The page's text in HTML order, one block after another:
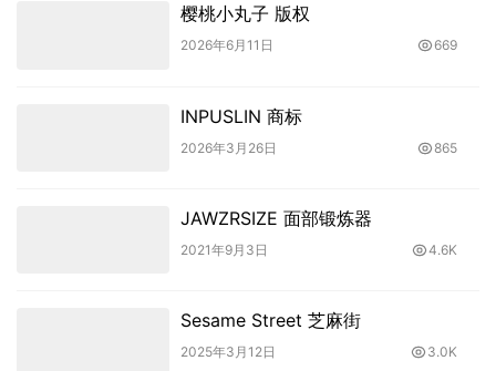
樱桃小丸子 版权
2026年6月11日 669
INPUSLIN 商标
2026年3月26日 865
JAWZRSIZE 面部锻炼器
2021年9月3日 4.6K
Sesame Street 芝麻街
2025年3月12日 3.0K